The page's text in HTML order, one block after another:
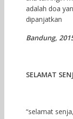
adalah doa
dipanjatkan
Bandung,
SELAMAT
“selamat